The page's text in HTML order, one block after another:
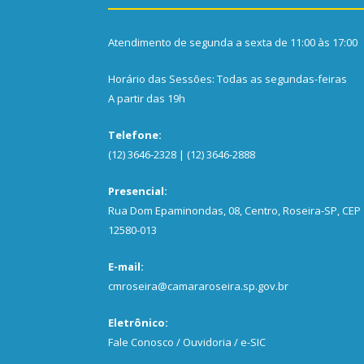
Atendimento de segunda a sexta de 11:00 às 17:00
Horário das Sessões: Todas as segundas-feiras
A partir das 19h
Telefone:
(12) 3646-2328 | (12) 3646-2888
Presencial:
Rua Dom Epaminondas, 08, Centro, Roseira-SP, CEP
12580-013
E-mail:
cmroseira@camararoseira.sp.gov.br
Eletrônico:
Fale Conosco / Ouvidoria / e-SIC